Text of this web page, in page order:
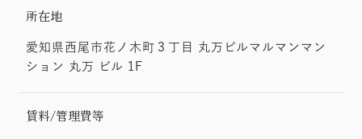
所在地
愛知県西尾市花ノ木町３丁目 丸万ビルマルマンマン
ション 丸万 ビル 1F
賃料/管理費等